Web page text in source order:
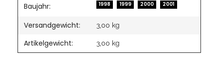
Baujahr: 1998 1999 2000 2001
Versandgewicht: 3,00 kg
Artikelgewicht: 3,00 kg